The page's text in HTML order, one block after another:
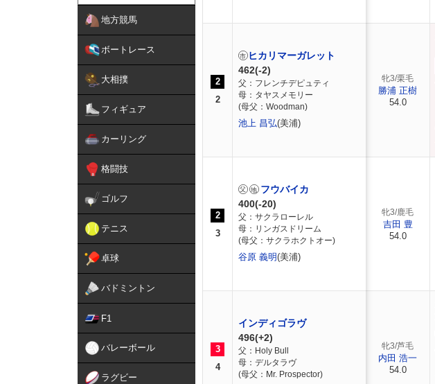
地方競馬
ボートレース
大相撲
フィギュア
カーリング
格闘技
ゴルフ
テニス
卓球
バドミントン
F1
バレーボール
ラグビー
2
2
ヒカリマーガレット
462(-2)
父：フレンチデピュティ
母：タヤスメモリー
(母父：Woodman)
池上 昌弘(美浦)
2
3
フウバイカ
400(-20)
父：サクラローレル
母：リンガスドリーム
(母父：サクラホクトオー)
谷原 義明(美浦)
3
4
インディゴラヴ
496(+2)
父：Holy Bull
母：デルタラヴ
(母父：Mr. Prospector)
牝3/栗毛
勝浦 正樹
54.0
牝3/鹿毛
吉田 豊
54.0
牝3/芦毛
内田 浩一
54.0